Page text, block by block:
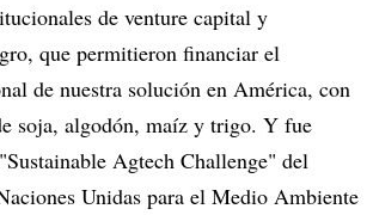
de venture capital y
que permitieron financiar el
de nuestra solución en América, con
soja, algodón, maíz y trigo. Y fue
Agtech Challenge" del
Unidas para el Medio Ambiente